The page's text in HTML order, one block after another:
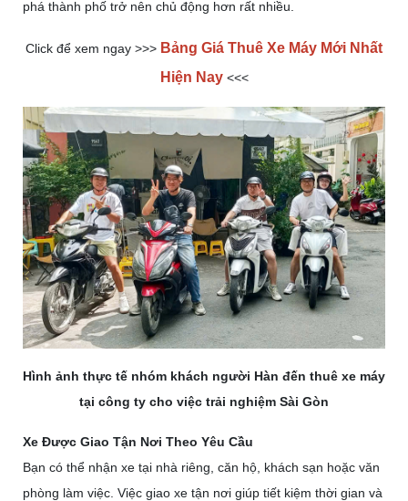
phá thành phố trở nên chủ động hơn rất nhiều.
Click để xem ngay >>> Bảng Giá Thuê Xe Máy Mới Nhất
Hiện Nay<<<
Hình ảnh thực tế nhóm khách người Hàn đến thuê xe máy
tại công ty cho việc trải nghiệm Sài Gòn
Xe Được Giao Tận Nơi Theo Yêu Cầu
Bạn có thể nhận xe tại nhà riêng, căn hộ, khách sạn hoặc văn
phòng làm việc. Việc giao xe tận nơi giúp tiết kiệm thời gian và